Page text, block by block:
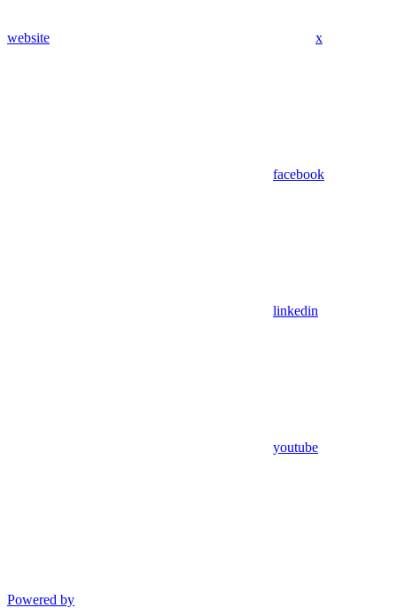
website x
facebook
linkedin
youtube
Powered by